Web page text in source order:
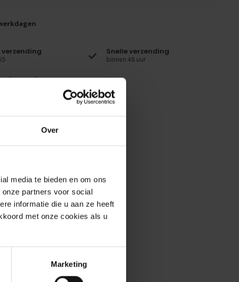
Over
media te bieden en om ons
partners voor social
informatie die u aan ze heeft
met onze cookies als u
Marketing
Snelle verzending
binnen 48 uur
producten
SALE -63%